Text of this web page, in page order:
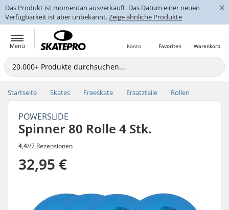
Das Produkt ist momentan ausverkauft. Das Datum einer neuen
Verfügbarkeit ist aber unbekannt.Zeige ähnliche Produkte
×
Menü Warenkorb
Favoriten
Konto
Startseite Skates Freeskate Ersatzteile Rollen
POWERSLIDE
Spinner 80 Rolle 4 Stk.
4,4//7 Rezensionen
32,95 €